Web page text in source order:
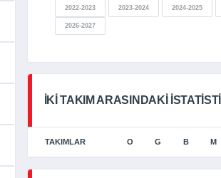
2022-2023 2023-2024 2024-2025
2026-2027
İKI TAKIM ARASINDAKI
TAKIMLAR O G B M